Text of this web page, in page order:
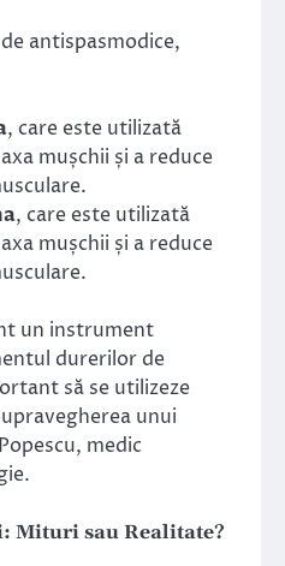
antispasmodice,
, care este utilizată
mușchii și a reduce
, care este utilizată
mușchii și a reduce
un instrument
durerilor de
să se utilizeze
unui
medic
Mituri sau Realitate?